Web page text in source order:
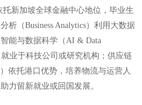
托新加坡全球金融中心地位，毕业生
析（Business Analytics）利用大数据
能与数据科学（AI & Data
业于科技公司或研究机构；供应链
）依托港口优势，培养物流与运营人
力留新就业或回国发展。